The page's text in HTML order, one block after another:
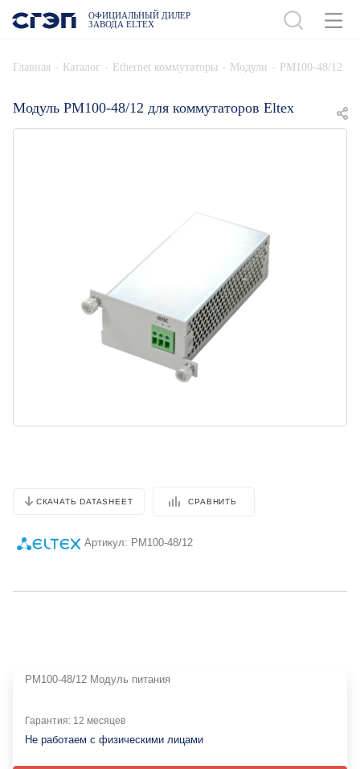
ОФИЦИАЛЬНЫЙ ДИЛЕР
ЗАВОДА ELTEX
Главная - Каталог - Ethernet коммутаторы - Модули - PM100-48/12
Модуль PM100-48/12 для коммутаторов Eltex
СКАЧАТЬ DATASHEET СРАВНИТЬ
Артикул: PM100-48/12
PM100-48/12 Модуль питания
Гарантия: 12 месяцев
Не работаем с физическими лицами